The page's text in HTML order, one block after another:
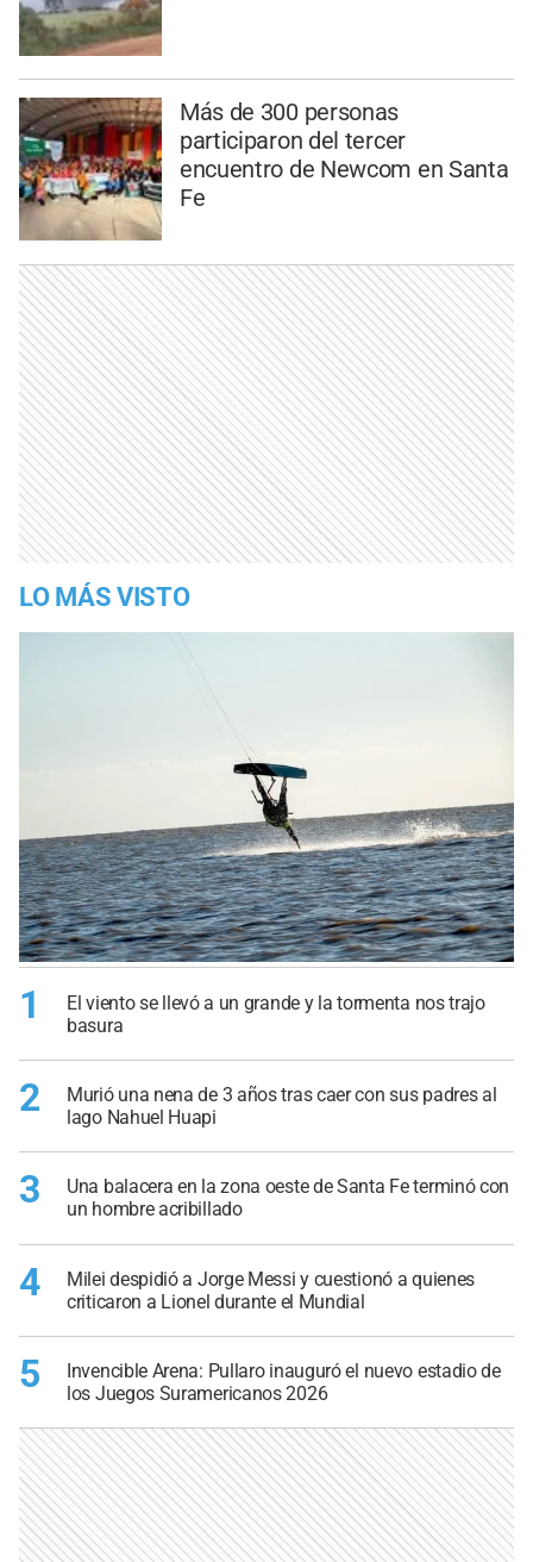
Más de 300 personas
participaron del tercer
encuentro de Newcom en Santa
Fe
LO MÁS VISTO
1
El viento se llevó a un grande y la tormenta nos trajo
basura
2
Murió una nena de 3 años tras caer con sus padres al
lago Nahuel Huapi
3
Una balacera en la zona oeste de Santa Fe terminó con
un hombre acribillado
4
Milei despidió a Jorge Messi y cuestionó a quienes
criticaron a Lionel durante el Mundial
5
Invencible Arena: Pullaro inauguró el nuevo estadio de
los Juegos Suramericanos 2026